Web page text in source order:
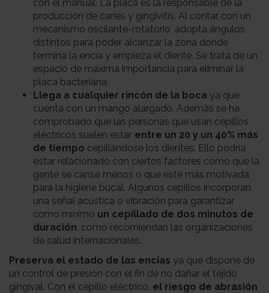
con el manual. La placa es la responsable de la
producción de caries y gingivitis. Al contar con un
mecanismo oscilante-rotatorio, adopta ángulos
distintos para poder alcanzar la zona donde
termina la encía y empieza el diente. Se trata de un
espacio de máxima importancia para eliminar la
placa bacteriana.
Llega a cualquier rincón de la boca ya que
cuenta con un mango alargado. Además se ha
comprobado que las personas que usan cepillos
eléctricos suelen estar entre un 20 y un 40% más
de tiempo cepillándose los dientes. Ello podría
estar relacionado con ciertos factores como que la
gente se canse menos o que esté más motivada
para la higiene bucal. Algunos cepillos incorporan
una señal acústica o vibración para garantizar
como mínimo un cepillado de dos minutos de
duración , como recomiendan las organizaciones
de salud internacionales.
Preserva el estado de las encías ya que dispone de
un control de presión con el fin de no dañar el tejido
gingival. Con el cepillo eléctrico, el riesgo de abrasión